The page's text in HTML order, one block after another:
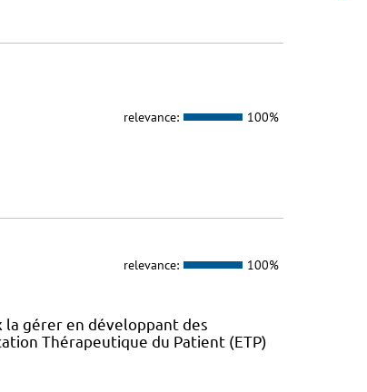
relevance: 100%
relevance: 100%
la gérer en développant des
Thérapeutique du Patient (ETP)